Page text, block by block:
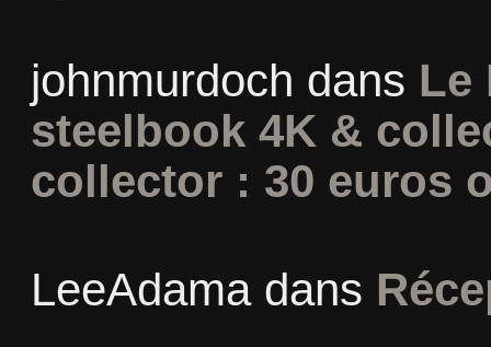
johnmurdoch dans Le
steelbook 4K &
collector : 30 euros
LeeAdamadans